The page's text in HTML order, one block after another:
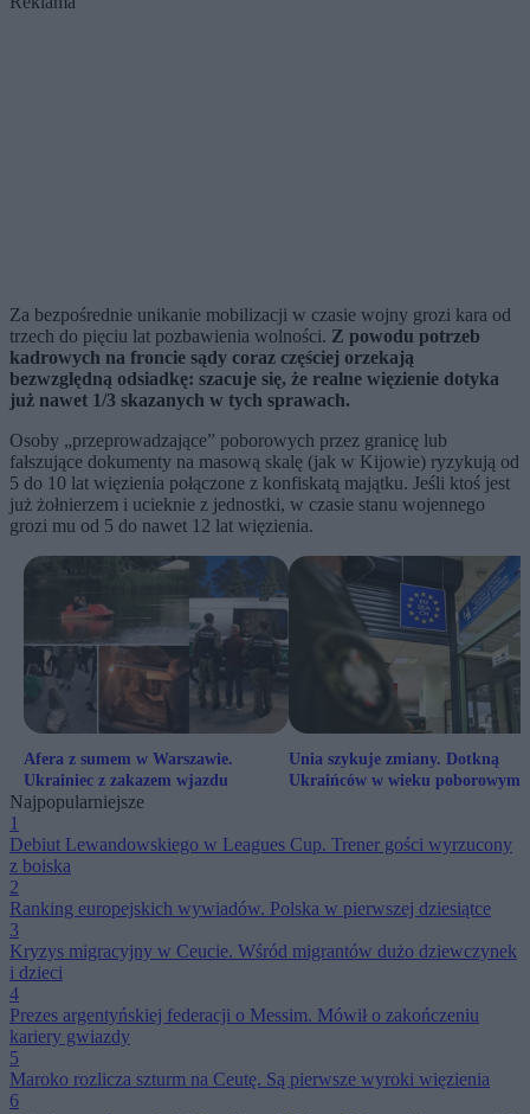
Za bezpośrednie unikanie mobilizacji w czasie wojny grozi kara od
trzech do pięciu lat pozbawienia wolności. Z powodu potrzeb
kadrowych na froncie sądy coraz częściej orzekają
bezwzględną odsiadkę: szacuje się, że realne więzienie dotyka
już nawet 1/3 skazanych w tych sprawach.
Osoby „przeprowadzające” poborowych przez granicę lub
fałszujące dokumenty na masową skalę (jak w Kijowie) ryzykują od
5 do 10 lat więzienia połączone z konfiskatą majątku. Jeśli ktoś jest
już żołnierzem i ucieknie z jednostki, w czasie stanu wojennego
grozi mu od 5 do nawet 12 lat więzienia.
Afera z sumem w Warszawie.
Ukrainiec z zakazem wjazdu
Unia szykuje zmiany. Dotkną
Ukraińców w wieku poborowym
Najpopularniejsze
1
Debiut Lewandowskiego w Leagues Cup. Trener gości wyrzucony
z boiska
2
Ranking europejskich wywiadów. Polska w pierwszej dziesiątce
3
Kryzys migracyjny w Ceucie. Wśród migrantów dużo dziewczynek
i dzieci
4
Prezes argentyńskiej federacji o Messim. Mówił o zakończeniu
kariery gwiazdy
5
Maroko rozlicza szturm na Ceutę. Są pierwsze wyroki więzienia
6